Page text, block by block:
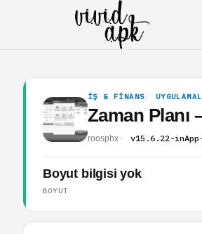
İŞ & FINANS
Zaman
roosphx v15.6.22-
Boyut bilgisi yok
BOYUT